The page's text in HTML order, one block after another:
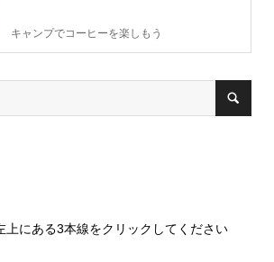
キャンプでコーヒーを楽しもう
上にある3本線をクリックしてください